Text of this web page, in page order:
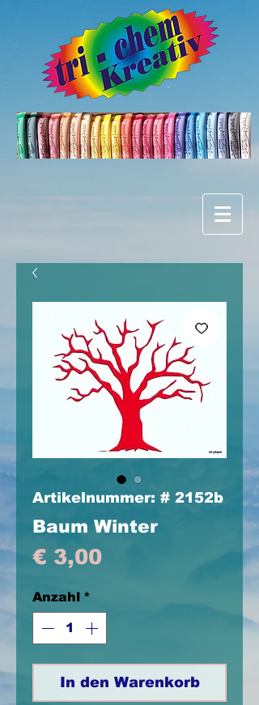
Artikelnummer: # 2152b
Baum Winter
€ 3,00Preis
Anzahl *
In den Warenkorb